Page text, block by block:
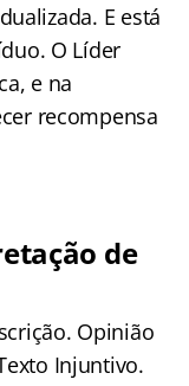
E está
O Líder
e na
recompensa
de
Opinião
Injuntivo.